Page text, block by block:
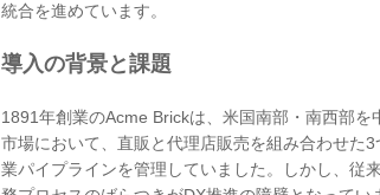
統合を進めています。
導入の背景と課題
1891年創業のAcme Brickは、米国南部・南西部
市場において、直販と代理店販売を組み合わせた
業パイプラインを管理していました。しかし、従